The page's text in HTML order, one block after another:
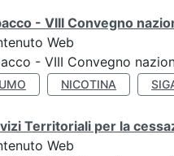
- VIII Convegno
Web
- VIII Convegno
NICOTINA
Territoriali per la
Web